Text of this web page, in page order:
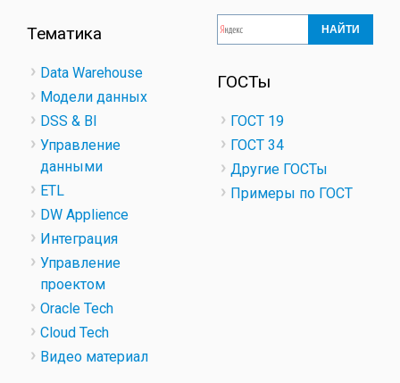
Тематика
Data Warehouse
Модели данных
DSS & BI
Управление
данными
ETL
DW Applience
Интеграция
Управление
проектом
Oracle Tech
Cloud Tech
Видео материал
ГОСТы
ГОСТ 19
ГОСТ 34
Другие ГОСТы
Примеры по ГОСТ